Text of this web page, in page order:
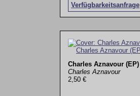
Verfügbarkeitsanfrage
Charles Aznavour (EP)
Charles Aznavour
2,50 €